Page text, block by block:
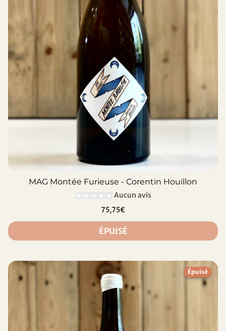
MAG Montée Furieuse - Corentin Houillon
Aucun avis
75,75€
ÉPUISÉ
Épuisé